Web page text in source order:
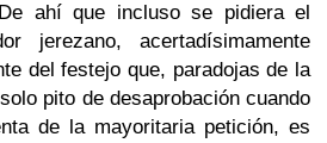
ahí que incluso se pidiera el
jerezano, acertadísimamente
del festejo que, paradojas de la
pito de desaprobación cuando
de la mayoritaria petición, es